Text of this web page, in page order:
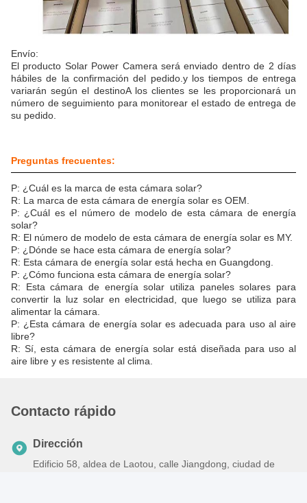
Envío:
El producto Solar Power Camera será enviado dentro de 2 días
hábiles de la confirmación del pedido.y los tiempos de entrega
variarán según el destinoA los clientes se les proporcionará un
número de seguimiento para monitorear el estado de entrega de
su pedido.
Preguntas frecuentes:
P: ¿Cuál es la marca de esta cámara solar?
R: La marca de esta cámara de energía solar es OEM.
P: ¿Cuál es el número de modelo de esta cámara de energía
solar?
R: El número de modelo de esta cámara de energía solar es MY.
P: ¿Dónde se hace esta cámara de energía solar?
R: Esta cámara de energía solar está hecha en Guangdong.
P: ¿Cómo funciona esta cámara de energía solar?
R: Esta cámara de energía solar utiliza paneles solares para
convertir la luz solar en electricidad, que luego se utiliza para
alimentar la cámara.
P: ¿Esta cámara de energía solar es adecuada para uso al aire
libre?
R: Sí, esta cámara de energía solar está diseñada para uso al
aire libre y es resistente al clima.
Contacto rápido
Dirección
Edificio 58, aldea de Laotou, calle Jiangdong, ciudad de